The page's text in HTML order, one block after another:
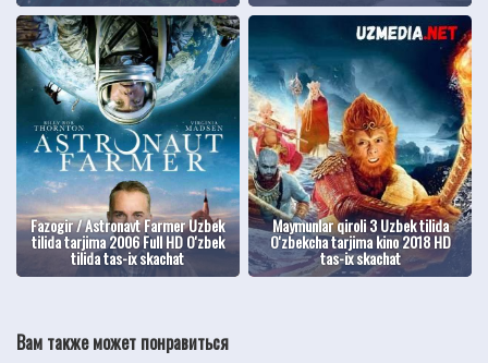
Fazogir / Astronavt Farmer Uzbek
tilida tarjima 2006 Full HD O'zbek
tilida tas-ix skachat
Maymunlar qiroli 3 Uzbek tilida
O'zbekcha tarjima kino 2018 HD
tas-ix skachat
Вам также может понравиться